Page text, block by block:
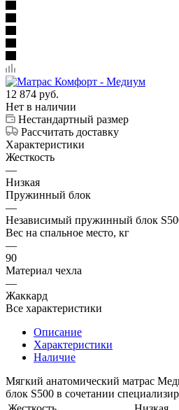
12 874 руб.
Нет в наличии
Нестандартный размер
Рассчитать доставку
Характеристики
Жесткость
—
Низкая
Пружинный блок
—
Независимый пружинный блок
Вес на спальное место, кг
—
90
Материал чехла
—
Жаккард
Все характеристики
Описание
Характеристики
Наличие
Мягкий анатомический матрас
блок S500 в сочетании